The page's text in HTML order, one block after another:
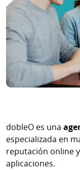
dobleO es una
especializada en
reputación online
aplicaciones.